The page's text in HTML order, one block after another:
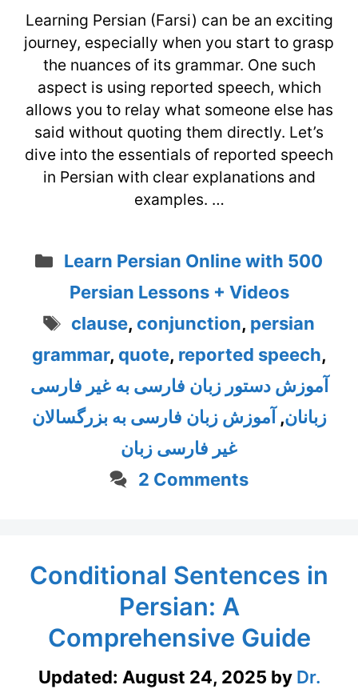
Learning Persian (Farsi) can be an exciting
journey, especially when you start to grasp
the nuances of its grammar. One such
aspect is using reported speech, which
allows you to relay what someone else has
said without quoting them directly. Let’s
dive into the essentials of reported speech
in Persian with clear explanations and
examples. …
Categories
Learn Persian Online with 500
Persian Lessons + Videos
Tags
clause, conjunction, persian
grammar, quote, reported speech,
آموزش دستور زبان فارسی به غیر فارسی
زبانان, آموزش زبان فارسی به بزرگسالان
غیر فارسی زبان
2 Comments
Conditional Sentences in
Persian: A
Comprehensive Guide
Updated: August 24, 2025 by Dr.